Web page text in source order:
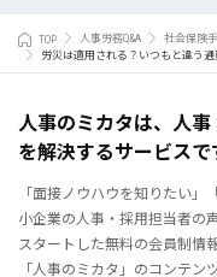
TOP 人事労務Q&A
社会保険
労災は適用される？いつもと違う通
人事のミカタは、人事
を解決するサービスで
「面接ノウハウを知りたい
小企業の人事・採用担当者の
スタートした無料の会員制情
「人事のミカタ」のコンテ